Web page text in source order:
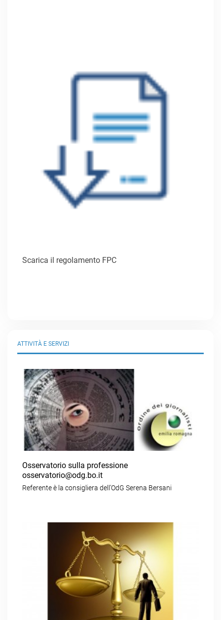
Scarica il regolamento FPC
ATTIVITÀ E SERVIZI
Osservatorio sulla professione
osservatorio@odg.bo.it
Referente è la consigliera dell’OdG Serena Bersani